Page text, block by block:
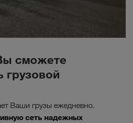
сможете
грузовой
Ваши грузы ежедневно.
сеть надежных